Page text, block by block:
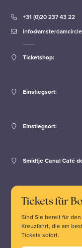
+31 (0)20 237 43 22
Ticketshop:
Einstiegsort:
Einstiegsort:
Smidtje Canal Café
Tickets für
Sind Sie bereit für
Kreuzfahrt, die am
Tickets sofort.